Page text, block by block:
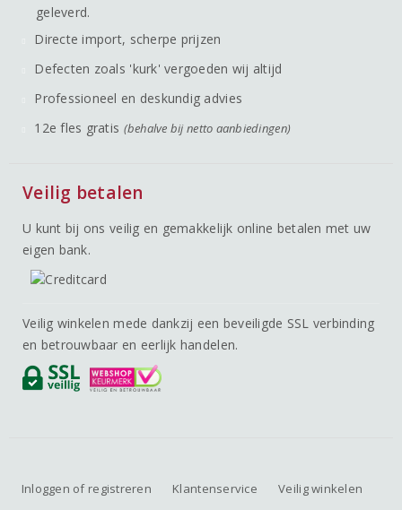
geleverd.
Directe import, scherpe prijzen
Defecten zoals 'kurk' vergoeden wij altijd
Professioneel en deskundig advies
12e fles gratis (behalve bij netto aanbiedingen)
Veilig betalen
U kunt bij ons veilig en gemakkelijk online betalen met uw
eigen bank.
Veilig winkelen mede dankzij een beveiligde SSL verbinding
en betrouwbaar en eerlijk handelen.
Inloggen of registreren Klantenservice
Veilig winkelen